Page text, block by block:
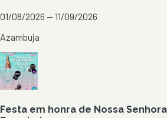
01/08/2026 — 11/09/2026
Azambuja
Festa em honra de Nossa